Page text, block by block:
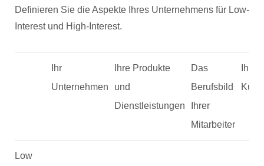
Definieren Sie die Aspekte Ihres Unternehmens für Low-
Interest und High-Interest.
Ihr
Unternehmen
Ihre Produkte
und
Dienstleistungen
Das
Berufsbild
Ihrer
Mitarbeiter
Ihre
Low